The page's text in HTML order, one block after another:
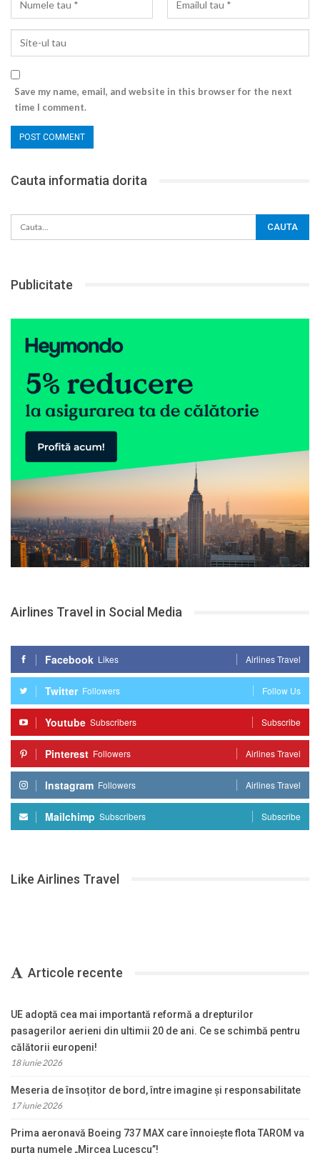
Save my name, email, and website in this browser for the next
time I comment.
Cauta informatia dorita
Publicitate
Airlines Travel in Social Media
Facebook Likes Airlines Travel
Twitter Followers Follow Us
Youtube Subscribers Subscribe
Pinterest Followers Airlines Travel
Instagram Followers Airlines Travel
Mailchimp Subscribers Subscribe
Like Airlines Travel
Articole recente
UE adoptă cea mai importantă reformă a drepturilor
pasagerilor aerieni din ultimii 20 de ani. Ce se schimbă pentru
călătorii europeni!
18 iunie 2026
Meseria de însoțitor de bord, între imagine și responsabilitate
17 iunie 2026
Prima aeronavă Boeing 737 MAX care înnoiește flota TAROM va
purta numele „Mircea Lucescu”!